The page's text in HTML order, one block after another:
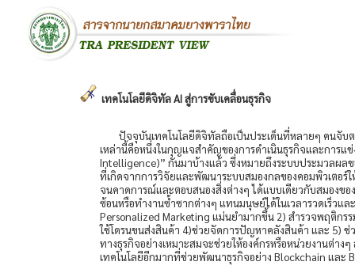
เทคโนโลยีดิจิทัล AI สู่การขับเคลื่อนธุรกิจ
ปัจจุบันเทคโนโลยีดิจิทัลถือเป็นประเด็นที่หลายๆ คนจับ
เหล่านี้คือหนึ่งในกุญแจสำคัญของการดำเนินธุรกิจและการแ
Intelligence)” กันมาบ้างแล้ว ซึ่งหมายถึงระบบประมวลผลข
ที่เกิดจากการวิจัยและพัฒนาระบบสมองกลของคอมพิวเตอร์
จนคาดการณ์และตอบสนองสิ่งต่างๆ ได้แบบเดียวกับสมอง
ซ้อนหรือทำงานซ้ำซากต่างๆ แทนมนุษย์ได้ในเวลารวดเร็วแ
Personalized Marketing แม่นยำมากขึ้น 2) สำรวจพฤติกร
ใช้โดรนขนส่งสินค้า 4)ช่วยจัดการปัญหาคลังสินค้า และ 5) ช่
ทางธุรกิจอย่างเหมาะสมจะช่วยให้องค์กรหรือหน่วยงานต่า
เทคโนโลยีอีกมากที่ช่วยพัฒนาธุรกิจอย่าง Blockchain และ